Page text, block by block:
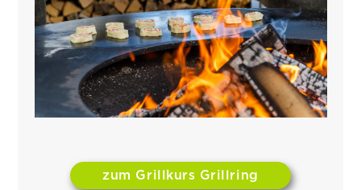
zum Grillkurs Grillring